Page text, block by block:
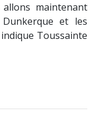
maintenant
et les
Toussainte